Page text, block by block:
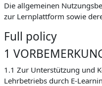
Die allgemeinen
zur Lernplattform sowie
Full policy
1
1.1 Zur Unterstützung und
Lehrbetriebs durch E-